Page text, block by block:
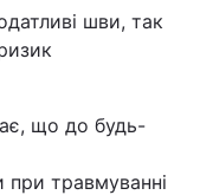
шви, так
що до будь-
при травмуванні